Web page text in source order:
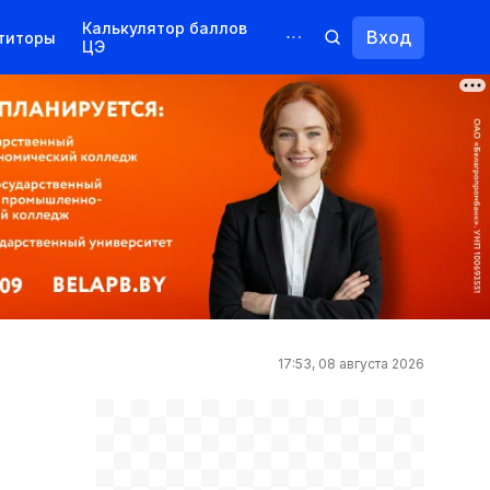
Калькулятор баллов
ЦЭ
Курсы
Переподготовка
Вход
17:53, 08 августа 2026